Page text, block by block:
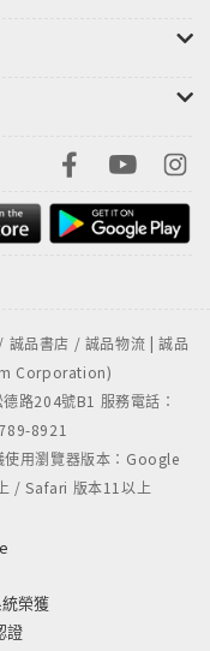
品書店 / 誠品物流 | 誠品
Corporation)
路204號B1 服務電話：
8921
使用瀏覽器版本：Google
/ Safari 版本11以上
榮獲
證